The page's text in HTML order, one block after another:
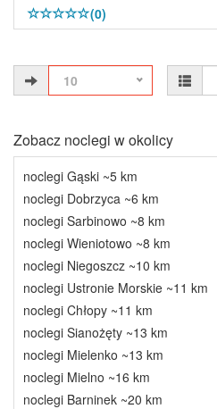
(0)
10
Zobacz noclegi w okolicy
noclegi Gąski ~5 km
noclegi Dobrzyca ~6 km
noclegi Sarbinowo ~8 km
noclegi Wieniotowo ~8 km
noclegi Niegoszcz ~10 km
noclegi Ustronie Morskie ~11 km
noclegi Chłopy ~11 km
noclegi Sianożęty ~13 km
noclegi Mielenko ~13 km
noclegi Mielno ~16 km
noclegi Barninek ~20 km